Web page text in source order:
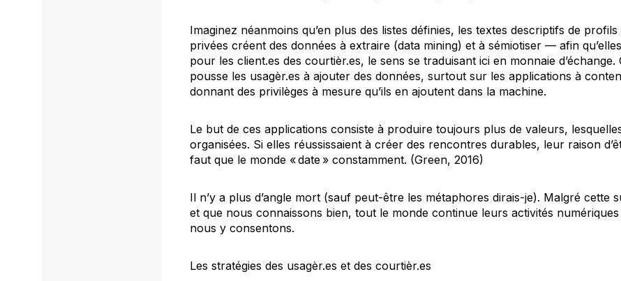
Imaginez néanmoins qu’en plus des listes définies, les textes descriptifs de
privées créent des données à extraire (data mining) et à sémiotiser — afin
pour les client.es des courtièr.es, le sens se traduisant ici en monnaie d’échange.
pousse les usagèr.es à ajouter des données, surtout sur les applications à
donnant des privilèges à mesure qu’ils en ajoutent dans la machine.
Le but de ces applications consiste à produire toujours plus de valeurs,
organisées. Si elles réussissaient à créer des rencontres durables, leur raison
faut que le monde « date » constamment. (Green, 2016)
Il n’y a plus d’angle mort (sauf peut-être les métaphores dirais-je). Malgré cette
et que nous connaissons bien, tout le monde continue leurs activités
nous y consentons.
Les stratégies des usagèr.es et des courtièr.es